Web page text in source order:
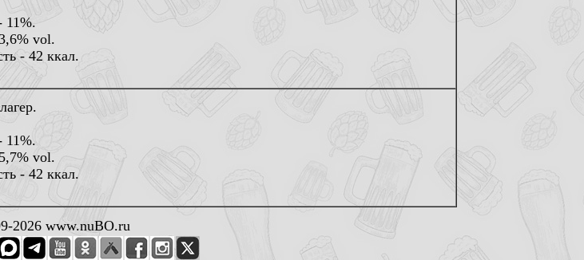
11%.
vol.
- 42 ккал.
11%.
vol.
- 42 ккал.
2026 www.nuBO.ru